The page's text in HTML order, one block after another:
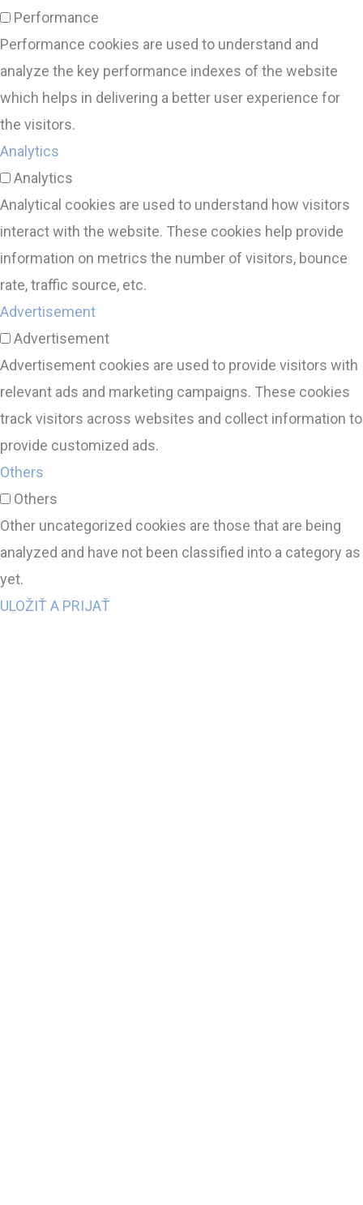
Performance
Performance cookies are used to understand and
analyze the key performance indexes of the website
which helps in delivering a better user experience for
the visitors.
Analytics
Analytics
Analytical cookies are used to understand how visitors
interact with the website. These cookies help provide
information on metrics the number of visitors, bounce
rate, traffic source, etc.
Advertisement
Advertisement
Advertisement cookies are used to provide visitors with
relevant ads and marketing campaigns. These cookies
track visitors across websites and collect information to
provide customized ads.
Others
Others
Other uncategorized cookies are those that are being
analyzed and have not been classified into a category as
yet.
ULOŽIŤ A PRIJAŤ